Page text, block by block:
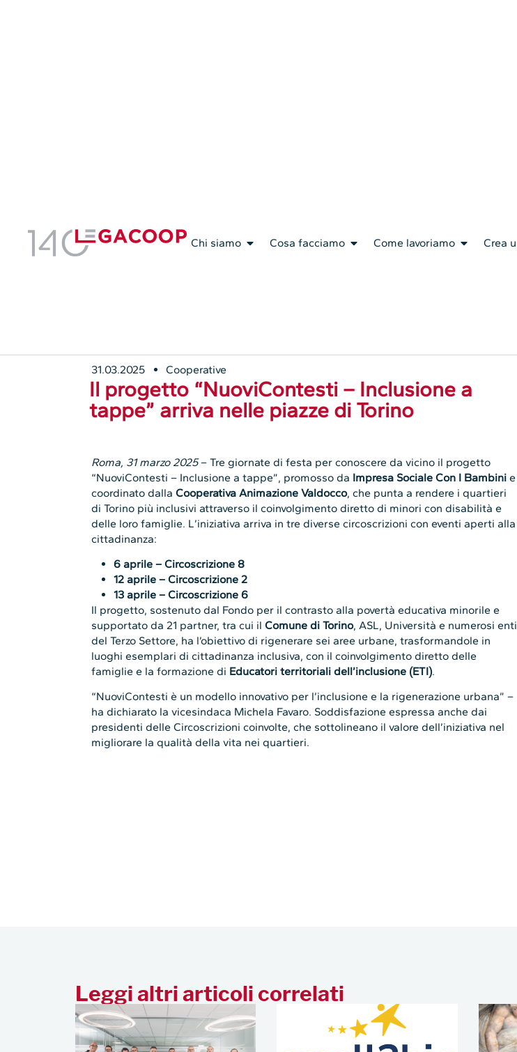
Il progetto “NuoviContesti – Inclusione a
tappe” arriva nelle piazze di Torino
“NuoviContesti – Inclusione a tappe”, promosso daImpresa Sociale Con I Bambini
coordinato dalla
Cooperativa Animazione Valdocco, che punta a rendere i quartieri
di Torino più inclusivi attraverso il coinvolgimento diretto di minori con disabilità e
delle loro famiglie. L’iniziativa arriva in tre diverse circoscrizioni con eventi aperti alla
cittadinanza:
6 aprile – Circoscrizione 8
12 aprile – Circoscrizione 2
13 aprile – Circoscrizione 6
Il progetto, sostenuto dal Fondo per il contrasto alla povertà educativa minorile e
supportato da 21 partner, tra cui ilComune di Torino , ASL, Università e numerosi enti
del Terzo Settore, ha l’obiettivo di rigenerare sei aree urbane, trasformandole in
luoghi esemplari di cittadinanza inclusiva, con il coinvolgimento diretto delle
famiglie e la formazione diEducatori territoriali dell’inclusione (ETI).
“NuoviContesti è un modello innovativo per l’inclusione e la rigenerazione urbana” –
ha dichiarato la vicesindaca Michela Favaro. Soddisfazione espressa anche dai
presidenti delle Circoscrizioni coinvolte, che sottolineano il valore dell’iniziativa nel
migliorare la qualità della vita nei quartieri.
Leggi altri articoli correlati